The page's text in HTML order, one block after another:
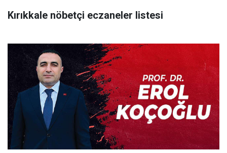
Kırıkkale nöbetçi eczaneler listesi